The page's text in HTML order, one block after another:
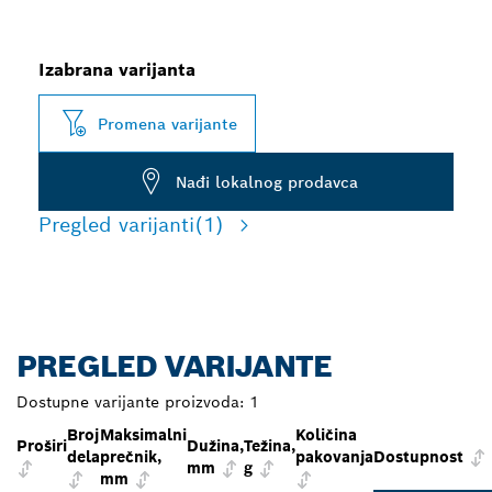
Izabrana varijanta
Promena varijante
Nađi lokalnog prodavca
Pregled varijanti(1)
PREGLED VARIJANTE
Dostupne varijante proizvoda: 1
Proširi
Broj
dela
Maksimalni
prečnik,
mm
Dužina,
mm
Težina,
g
Količina
pakovanjaDostupnost